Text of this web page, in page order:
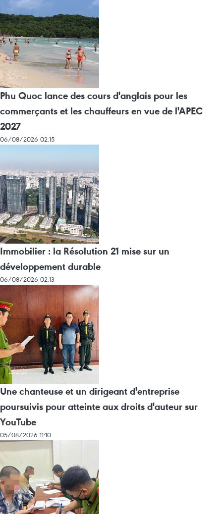
Phu Quoc lance des cours d'anglais pour les
commerçants et les chauffeurs en vue de l'APEC
2027
06/08/2026 02:15
Immobilier : la Résolution 21 mise sur un
développement durable
06/08/2026 02:13
Une chanteuse et un dirigeant d'entreprise
poursuivis pour atteinte aux droits d'auteur sur
YouTube
05/08/2026 11:10